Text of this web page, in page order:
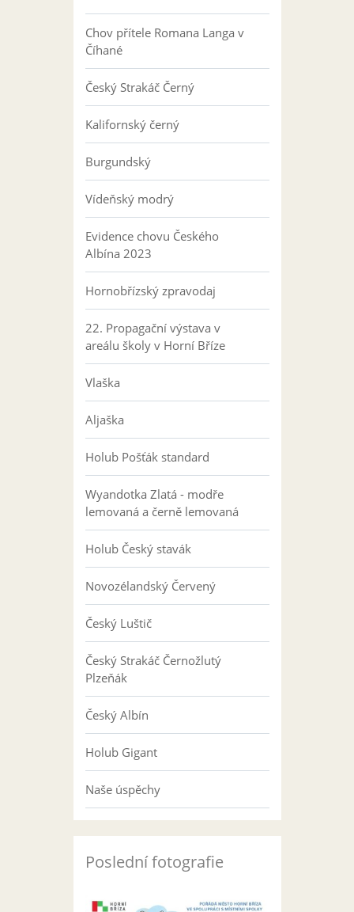
Chov přítele Romana Langa v
Číhané
Český Strakáč Černý
Kalifornský černý
Burgundský
Vídeňský modrý
Evidence chovu Českého
Albína 2023
Hornobřízský zpravodaj
22. Propagační výstava v
areálu školy v Horní Bříze
Vlaška
Aljaška
Holub Pošťák standard
Wyandotka Zlatá - modře
lemovaná a černě lemovaná
Holub Český stavák
Novozélandský Červený
Český Luštič
Český Strakáč Černožlutý
Plzeňák
Český Albín
Holub Gigant
Naše úspěchy
Poslední fotografie